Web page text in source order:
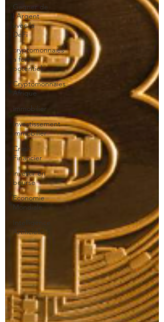
Gagner de
l'Argent
avec la
DeFi
cryptomonnaies
a fort
potentiel
Cryptomonnaies
Afrique
immobilier
Investissement
immobilier
Crash
Financier
investir en
bourse
Economie
Mondiale
Intelligence
Artificielle